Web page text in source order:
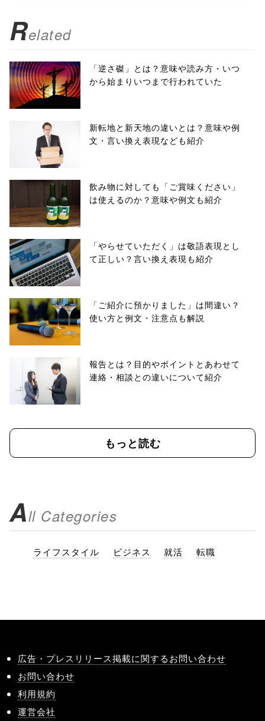
Related
「逆さ磔」とは？意味や読み方・いつ
から始まりいつまで行われていた
新転地と新天地の違いとは？意味や例
文・言い換え表現なども紹介
飲み物に対しても「ご賞味ください」
は使えるのか？意味や例文も紹介
「やらせていただく」は敬語表現とし
て正しい？言い換え表現も紹介
「ご紹介に預かりました」は間違い？
使い方と例文・注意点も解説
報告とは？目的やポイントとあわせて
連絡・相談との違いについて紹介
もっと読む
All Categories
ライフスタイル ビジネス 就活 転職
広告・プレスリリース掲載に関するお問い合わせ
お問い合わせ
利用規約
運営会社